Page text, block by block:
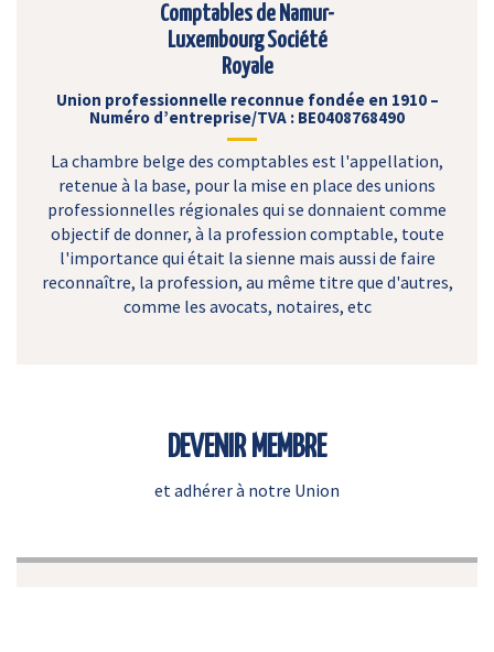
Comptables de Namur-
Luxembourg Société
Royale
Union professionnelle reconnue fondée en 1910 –
Numéro d’entreprise/TVA : BE0408768490
La chambre belge des comptables est l'appellation,
retenue à la base, pour la mise en place des unions
professionnelles régionales qui se donnaient comme
objectif de donner, à la profession comptable, toute
l'importance qui était la sienne mais aussi de faire
reconnaître, la profession, au même titre que d'autres,
comme les avocats, notaires, etc
DEVENIR MEMBRE
et adhérer à notre Union